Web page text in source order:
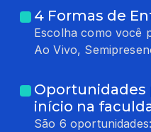
4 Formas de
Escolha como você
Ao Vivo,
Oportunidades
início na
São 6